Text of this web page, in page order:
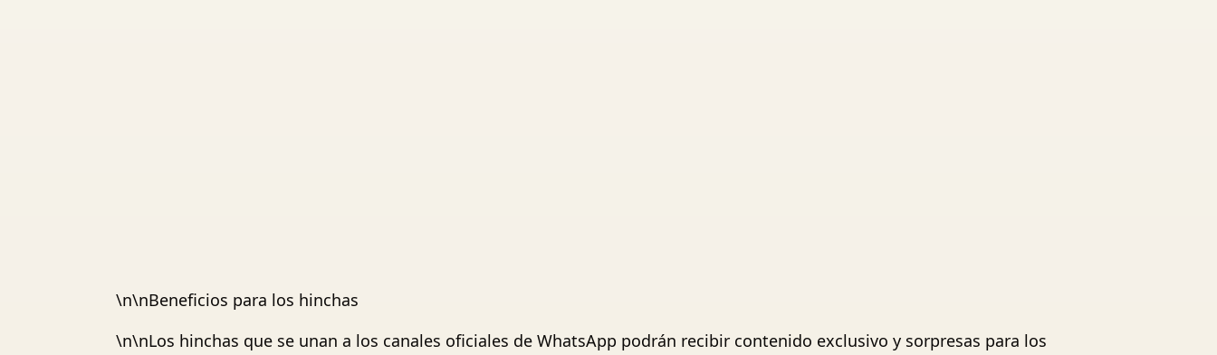
\n\nBeneficios para los hinchas
\n\nLos hinchas que se unan a los canales oficiales de WhatsApp podrán recibir contenido exclusivo y sorpresas para los